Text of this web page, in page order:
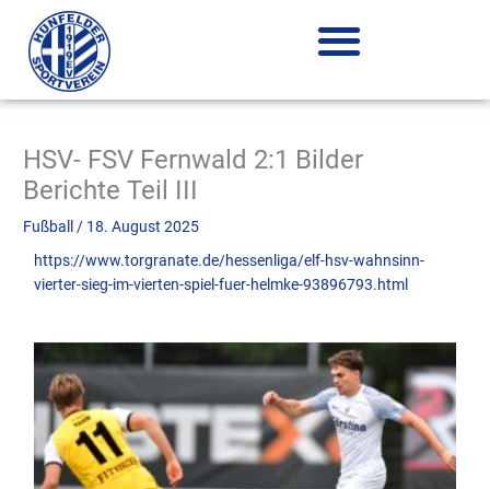
Inhalt
springen
HSV- FSV Fernwald 2:1 Bilder
Berichte Teil III
Fußball / 18. August 2025
https://www.torgranate.de/hessenliga/elf-hsv-wahnsinn-
vierter-sieg-im-vierten-spiel-fuer-helmke-93896793.html